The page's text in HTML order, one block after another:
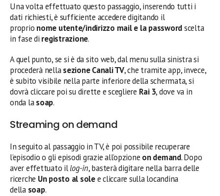
Una volta effettuato questo passaggio, inserendo tutti i
dati richiesti, è sufficiente accedere digitando il
proprio nome utente/indirizzo mail e la passwordscelta
in fase di registrazione.
A quel punto, se si è da sito web, dal menu sulla sinistra si
procederà nellasezione Canali TV, che tramite app, invece,
è subito visibile nella parte inferiore della schermata, si
dovrà cliccare poi su dirette e scegliere Rai 3, dove va in
onda lasoap.
Streaming on demand
In seguito al passaggio in TV, è poi possibile recuperare
l’episodio o gli episodi grazie all’opzione on demand. Dopo
aver effettuato illog-in, basterà digitare nella barra delle
ricerche Un posto al solee cliccare sulla locandina
della soap.